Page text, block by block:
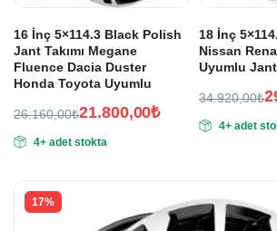
16 İnç 5×114.3 Black Polish
Jant Takımı Megane
Fluence Dacia Duster
Honda Toyota Uyumlu
26.160,00₺
fiyat:
21.800,00₺
andaki
21.800,00₺.
4+ adet stokta
18 İnç
Nissan
Uyumlu Jant
34.920,00₺
fiyat:
andaki
4+ adet
17%